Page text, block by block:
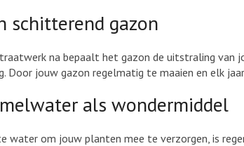
schitterend gazon
na bepaalt het gazon de uitstraling
Door jouw gazon regelmatig te maaien en elk
als wondermiddel
water om jouw planten mee te verzorgen, is